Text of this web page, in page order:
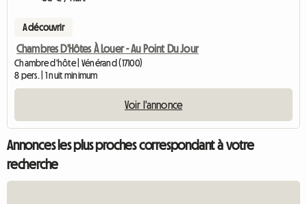
A découvrir
Chambres D'Hôtes À Louer - Au Point Du Jour
Chambre d'hôte | Vénérand (17100)
8 pers. | 1 nuit minimum
Voir l'annonce
Annonces les plus proches correspondant à votre
recherche